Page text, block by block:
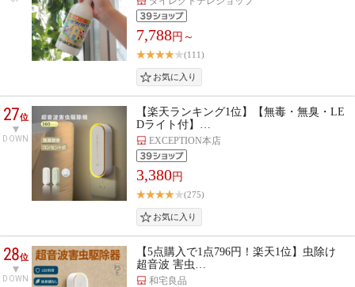
7,788円～
(111)
27位
DOWN
【楽天ランキング1位】【無毒・無臭・LE
Dライト付】…
EXCEPTION本店
3,380円
(275)
28位
DOWN
【5点購入で1点796円！楽天1位】虫除け
超音波 害虫…
和宅良品